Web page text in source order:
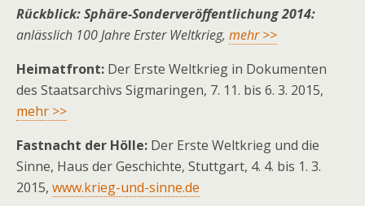
Rückblick: Sphäre-Sonderveröffentlichung 2014:
anlässlich 100 Jahre Erster Weltkrieg, mehr >>
Heimatfront: Der Erste Weltkrieg in Dokumenten
des Staatsarchivs Sigmaringen, 7. 11. bis 6. 3. 2015,
mehr >>
Fastnacht der Hölle: Der Erste Weltkrieg und die
Sinne, Haus der Geschichte, Stuttgart, 4. 4. bis 1. 3.
2015, www.krieg-und-sinne.de